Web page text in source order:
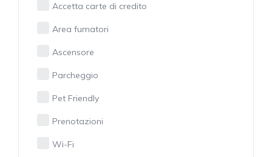
Accetta carte di credito
Area fumatori
Ascensore
Parcheggio
Pet Friendly
Prenotazioni
Wi-Fi